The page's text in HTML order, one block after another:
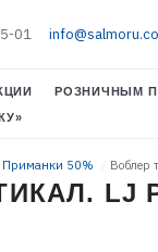
01
РОЗНИЧНЫМ
Приманки 50% Воблер
LJ